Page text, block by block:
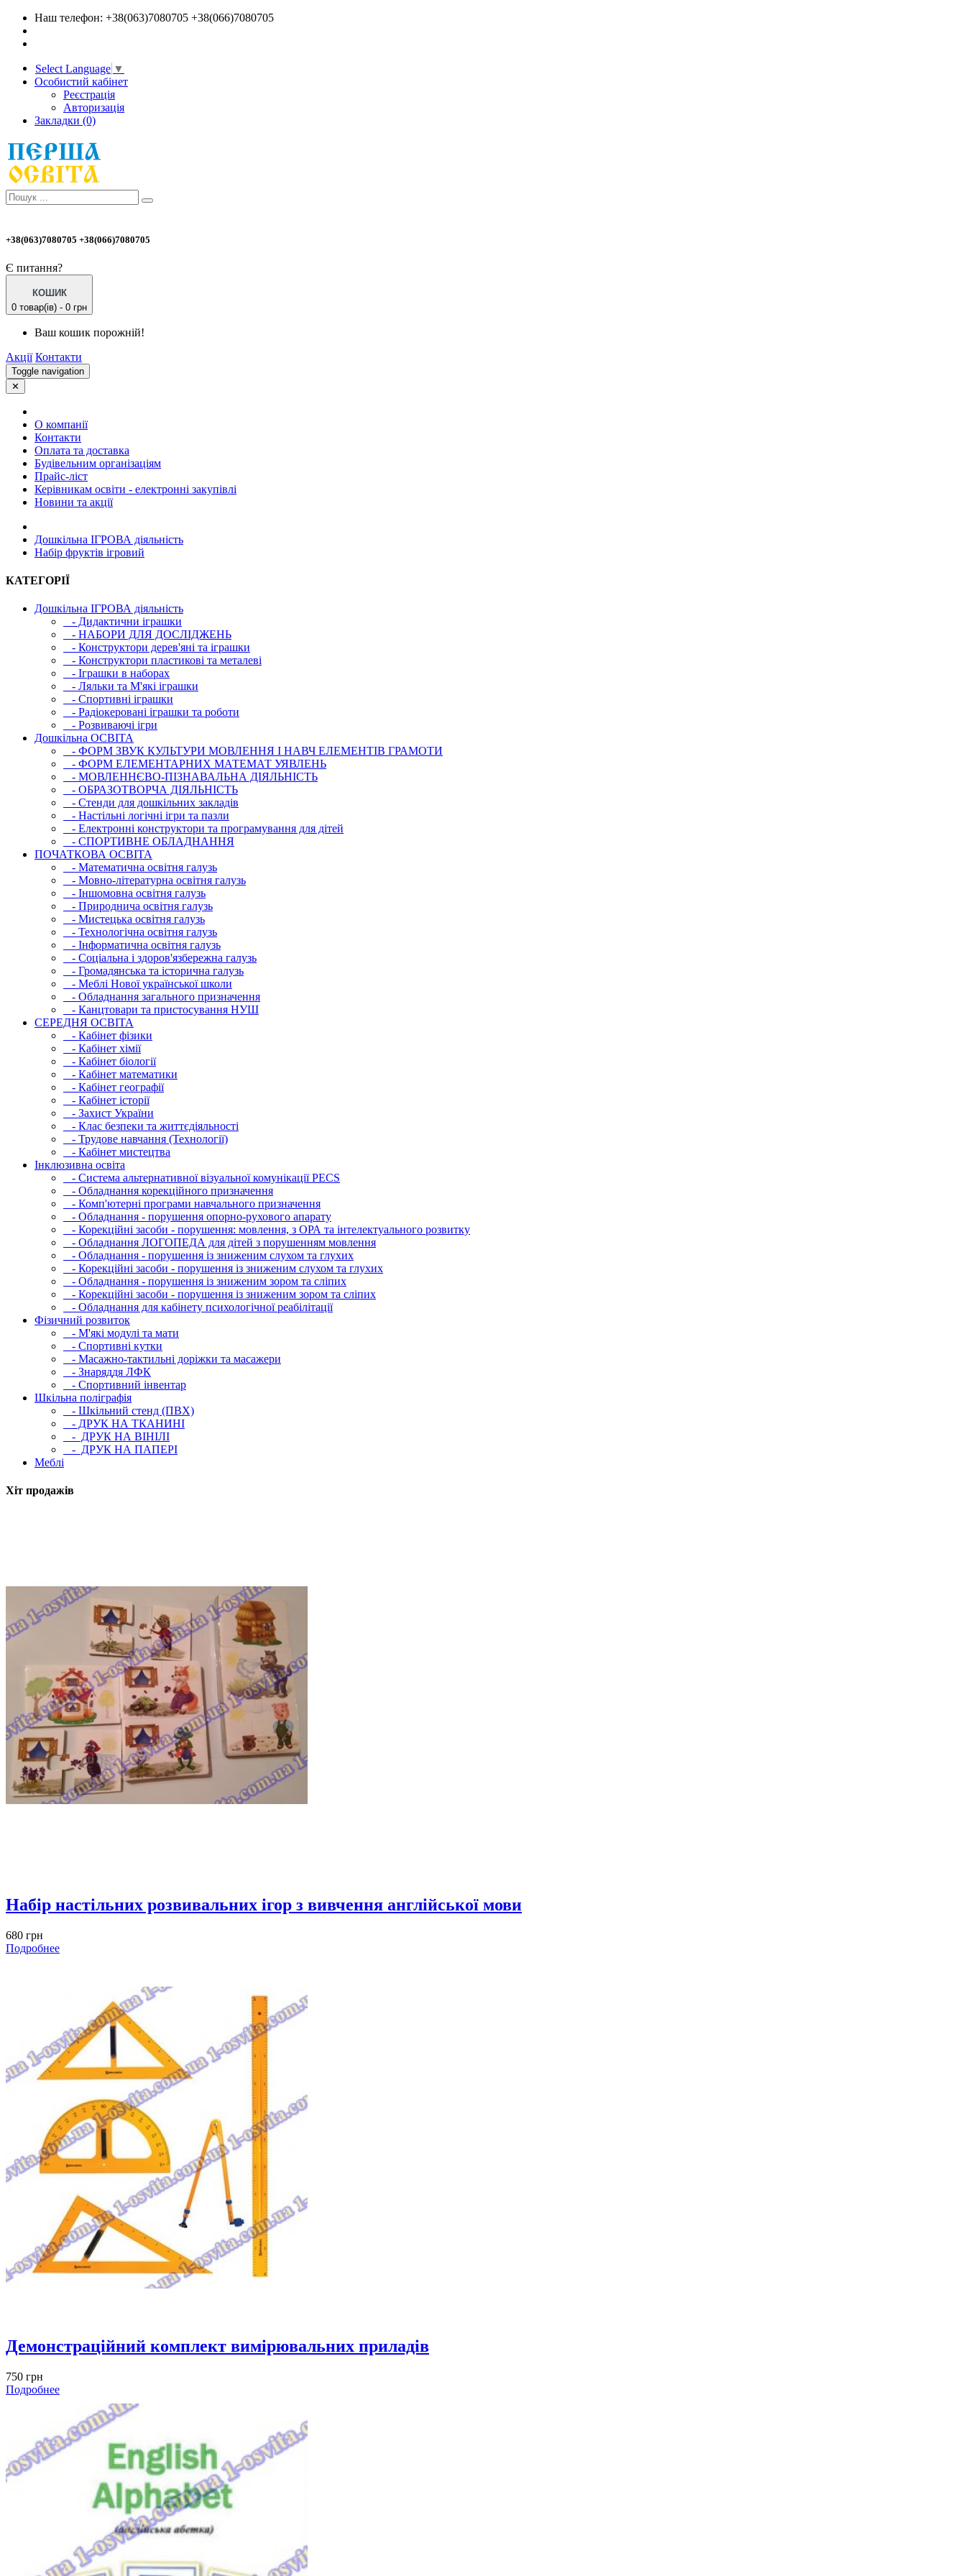
Наш телефон: +38(063)7080705 +38(066)7080705
Select Language ▼
Особистий кабінет
Реєстрація
Авторизація
Закладки (0)
+38(063)7080705 +38(066)7080705
Є питання?
КОШИК
0 товар(ів) - 0 грн
Ваш кошик порожній!
Акції Контакти
Toggle navigation
✕
О компанії
Контакти
Оплата та доставка
Будівельним організаціям
Прайс-ліст
Керівникам освіти - електронні закупівлі
Новини та акції
Дошкільна ІГРОВА діяльність
Набір фруктів ігровий
КАТЕГОРІЇ
Дошкільна ІГРОВА діяльність
- Дидактични іграшки
- НАБОРИ ДЛЯ ДОСЛІДЖЕНЬ
- Конструктори дерев'яні та іграшки
- Конструктори пластикові та металеві
- Іграшки в наборах
- Ляльки та М'які іграшки
- Спортивні іграшки
- Радіокеровані іграшки та роботи
- Розвиваючі ігри
Дошкільна ОСВIТА
- ФОРМ ЗВУК КУЛЬТУРИ МОВЛЕННЯ І НАВЧ ЕЛЕМЕНТІВ ГРАМОТИ
- ФОРМ ЕЛЕМЕНТАРНИХ МАТЕМАТ УЯВЛЕНЬ
- МОВЛЕННЄВО-ПІЗНАВАЛЬНА ДІЯЛЬНІСТЬ
- ОБРАЗОТВОРЧА ДІЯЛЬНІСТЬ
- Стенди для дошкільних закладів
- Настільні логічні ігри та пазли
- Електронні конструктори та програмування для дітей
- СПОРТИВНЕ ОБЛАДНАННЯ
ПОЧАТКОВА ОСВIТА
- Математична освітня галузь
- Мовно-літературна освітня галузь
- Iншомовна освітня галузь
- Природнича освітня галузь
- Мистецька освітня галузь
- Технологічна освітня галузь
- Інфopматична освітня галузь
- Соціальна і здоров'язбережна галузь
- Громадянська та історична галузь
- Меблі Нової української школи
- Обладнання загального призначення
- Канцтовари та пристосування НУШ
СЕРЕДНЯ ОСВIТА
- Кабінет фізики
- Кабінет хімії
- Кабінет біології
- Кабінет математики
- Кабінет географії
- Кабінет історії
- Захист України
- Клас безпеки та життєдіяльності
- Трудове навчання (Технології)
- Кабінет мистецтва
Інклюзивна освіта
- Система альтернативної візуальної комунікації PECS
- Обладнання корекційного призначення
- Комп'ютерні програми навчального призначення
- Обладнання - порушення опорно-рухового апарату
- Корекційні засоби - порушення: мовлення, з ОРА та інтелектуального розвитку
- Обладнання ЛОГОПЕДА для дітей з порушенням мовлення
- Обладнання - порушення із зниженим слухом та глухих
- Корекційні засоби - порушення із зниженим слухом та глухих
- Обладнання - порушення із зниженим зором та сліпих
- Корекційні засоби - порушення із зниженим зором та сліпих
- Обладнання для кабінету психологічної реабілітації
Фізичний розвиток
- М'які модулi та мати
- Спортивні кутки
- Масажно-тактильні доріжки та масажери
- Знаряддя ЛФК
- Спортивний інвентар
Шкільна поліграфія
- Шкільний стенд (ПВХ)
- ДРУК НА ТКАНИНІ
- ДРУК НА ВІНІЛІ
- ДРУК НА ПАПЕРІ
Меблі
Хіт продажів
Набір настільних розвивальних ігор з вивчення англійської мови
680 грн
Подробнее
Демонстраційний комплект вимірювальних приладів
750 грн
Подробнее